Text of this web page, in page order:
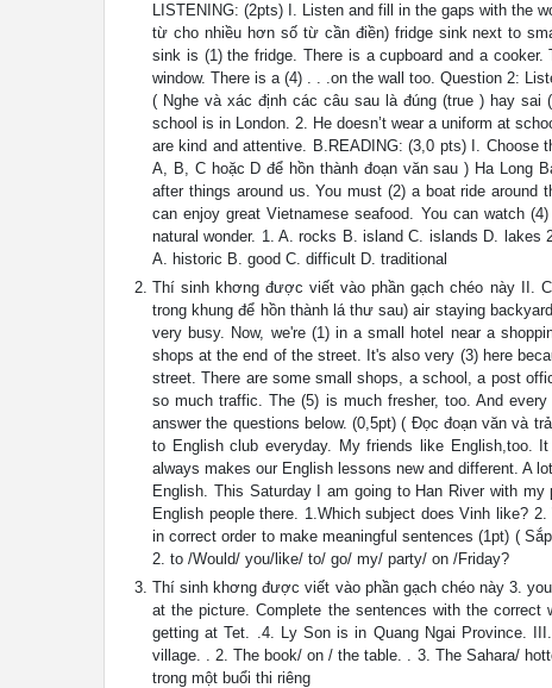
LISTENING: (2pts) I. Listen and fill in the gaps with the
từ cho nhiều hơn số từ cần điền) fridge sink next to
sink is (1) the fridge. There is a cupboard and a
window. There is a (4) . . .on the wall too. Question 2:
( Nghe và xác định các câu sau là đúng (true ) hay
school is in London. 2. He doesn’t wear a uniform at
are kind and attentive. B.READING: (3,0 pts) I. Choose
A, B, C hoặc D để hồn thành đoạn văn sau ) Ha Long
after things around us. You must (2) a boat ride around
can enjoy great Vietnamese seafood. You can watch
natural wonder. 1. A. rocks B. island C. islands D.
A. historic B. good C. difficult D. traditional
Thí sinh khơng được viết vào phần gạch chéo này II.
trong khung để hồn thành lá thư sau) air staying
very busy. Now, we're (1) in a small hotel near a
shops at the end of the street. It's also very (3) here
street. There are some small shops, a school, a post
so much traffic. The (5) is much fresher, too. And
answer the questions below. (0,5pt) ( Đọc đoạn văn và
to English club everyday. My friends like English,too.
always makes our English lessons new and different. A
English. This Saturday I am going to Han River with
English people there. 1.Which subject does Vinh like?
in correct order to make meaningful sentences (1pt) (
2. to /Would/ you/like/ to/ go/ my/ party/ on /Friday?
Thí sinh khơng được viết vào phần gạch chéo này 3.
at the picture. Complete the sentences with the
getting at Tet. .4. Ly Son is in Quang Ngai Province.
village. . 2. The book/ on / the table. . 3. The Sahara/
trong một buổi thi riêng